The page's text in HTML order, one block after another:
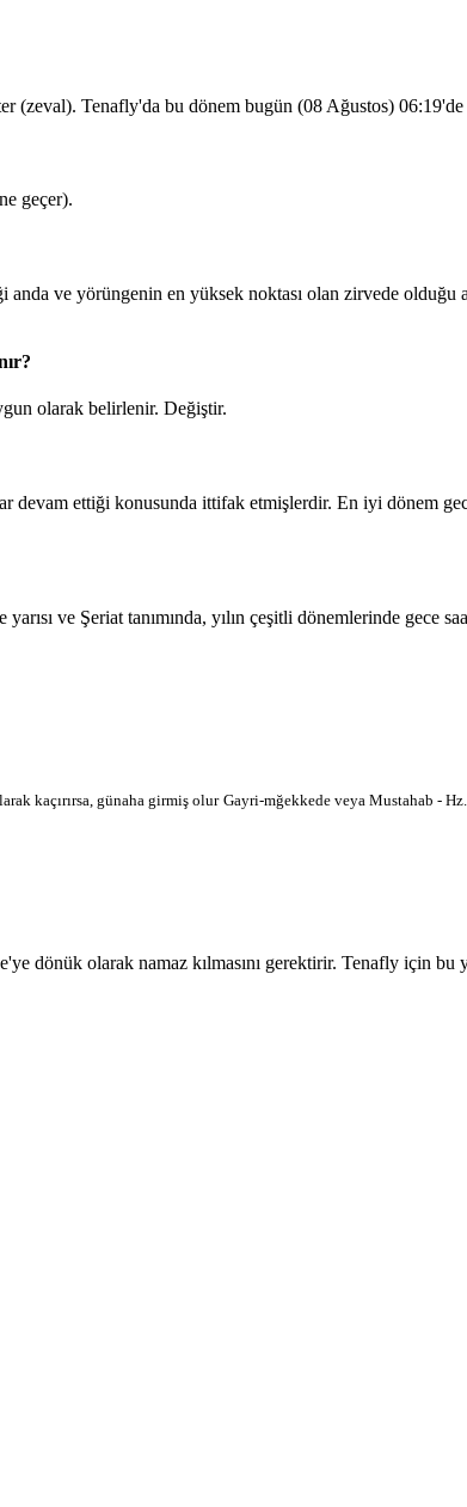
(zeval). Tenafly'da bu dönem bugün (08 Ağustos) 06:19'de
geçer).
ve yörüngenin en yüksek noktası olan zirvede olduğu
olarak belirlenir. Değiştir.
devam ettiği konusunda ittifak etmişlerdir. En iyi dönem
ve Şeriat tanımında, yılın çeşitli dönemlerinde gece
kaçırırsa, günaha girmiş olur Gayri-mğekkede veya Mustahab -
dönük olarak namaz kılmasını gerektirir. Tenafly için